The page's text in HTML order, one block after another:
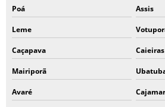
Poá Assis
Leme
Caçapava Caieiras
Mairiporã
Avaré Cajamar